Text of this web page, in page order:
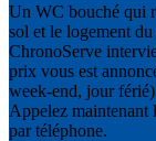
Un WC bouché qui
sol et le logement
ChronoServe
prix vous est
week-end, jour
Appelez
par téléphone.